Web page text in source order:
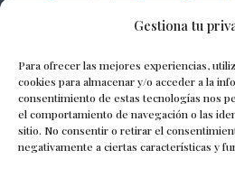
Gestiona tu
Para ofrecer las mejores experiencias,
cookies para almacenar y/o acceder a la
consentimiento de estas tecnologías nos
el comportamiento de navegación o las
sitio. No consentir o retirar el
negativamente a ciertas características y
Seguridad en carretera servicios
Sistema de distribución
Soluciones para suspensión
Solución de problemas del motor
Suspensión neumática taller